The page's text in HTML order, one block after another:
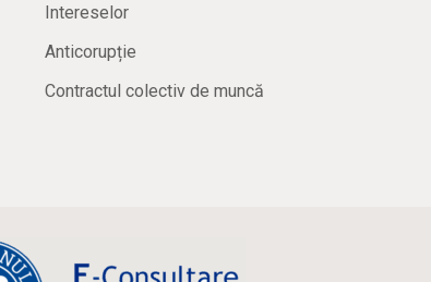
Intereselor
Anticorupție
Contractul colectiv de muncă